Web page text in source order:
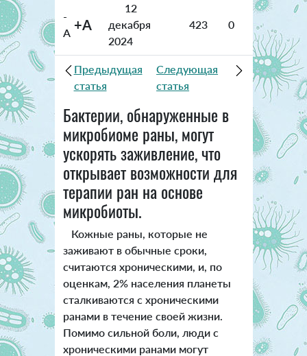
-
A +A
12
декабря
2024
423 0
Предыдущая
статья
Следующая
статья
Бактерии, обнаруженные в
микробиоме раны, могут
ускорять заживление, что
открывает возможности для
терапии ран на основе
микробиоты.
Кожные раны, которые не
заживают в обычные сроки,
считаются хроническими, и, по
оценкам, 2% населения планеты
сталкиваются с хроническими
ранами в течение своей жизни.
Помимо сильной боли, люди с
хроническими ранами могут